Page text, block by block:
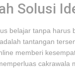
Solusi
belajar tanpa harus
tantangan
memberi
cakrawala